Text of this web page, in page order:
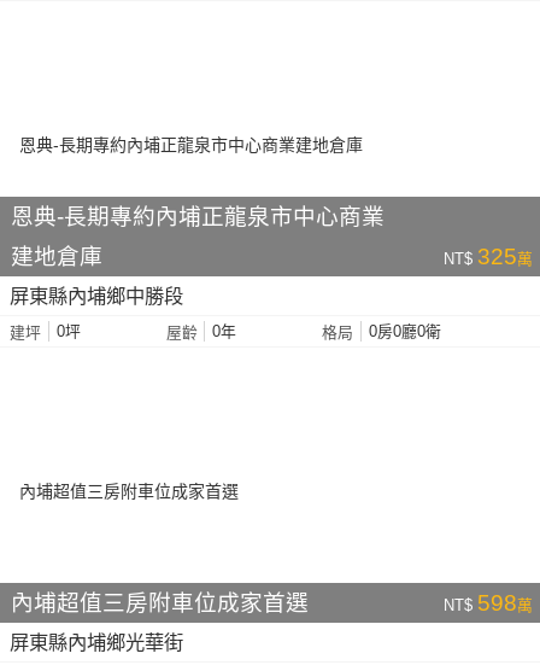
恩典-長期專約內埔正龍泉市中心商業
建地倉庫
NT$ 325萬
屏東縣內埔鄉中勝段
建坪 0坪 屋齡 0年 格局 0房0廳0衛
內埔超值三房附車位成家首選 NT$ 598萬
屏東縣內埔鄉光華街